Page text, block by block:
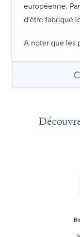
européenne.
d'être fabriqué
A noter que les